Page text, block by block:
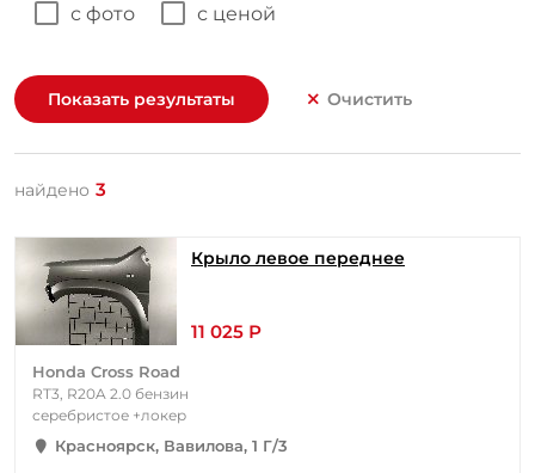
с фото с ценой
Показать результаты Очистить
найдено 3
Крыло левое переднее
11 025 Р
Honda Cross Road
RT3, R20A 2.0 бензин
серебристое +локер
Красноярск, Вавилова, 1 Г/3